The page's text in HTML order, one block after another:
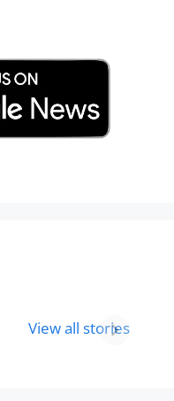
View all stories
Holi